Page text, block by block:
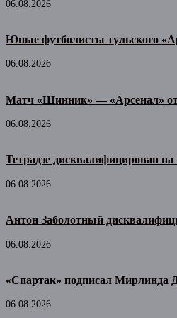
06.08.2026
Юные футболисты тульского
06.08.2026
Матч «Шинник» — «Арсенал»
06.08.2026
Тетрадзе дисквалифицирован
06.08.2026
Антон Заболотный
06.08.2026
«Спартак» подписал Мирлинда
06.08.2026